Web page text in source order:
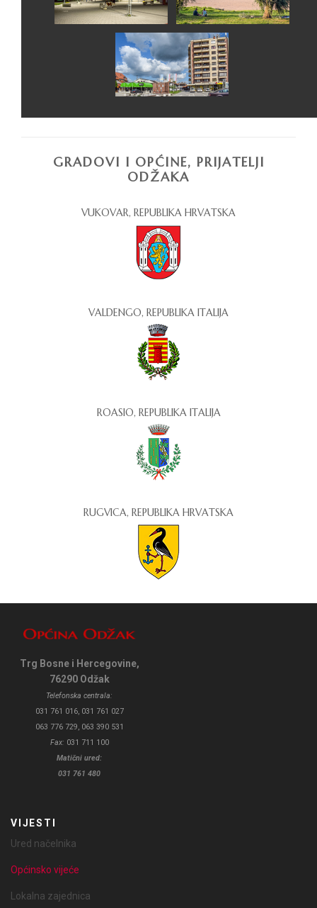
GRADOVI I OPĆINE, PRIJATELJI
ODŽAKA
VUKOVAR, REPUBLIKA HRVATSKA
VALDENGO, REPUBLIKA ITALIJA
ROASIO, REPUBLIKA ITALIJA
RUGVICA, REPUBLIKA HRVATSKA
Trg Bosne i Hercegovine,
76290 Odžak
Telefonska centrala:
031 761 016, 031 761 027
063 776 729, 063 390 531
Fax: 031 711 100
Matični ured:
031 761 480
VIJESTI
Ured načelnika
Općinsko vijeće
Lokalna zajednica